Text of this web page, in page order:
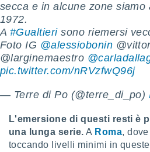
simili
su
web,
di
secca e in alcune zone
1972.
A #Gualtierisono riemersi
Foto IG @alessiobonin
@larginemaestro
pic.twitter.com/nRVzfwQ96j
— Terre di Po (@terre_di_po)
L'emersione di questi resti è
una lunga serie. A Roma,
toccando livelli minimi in